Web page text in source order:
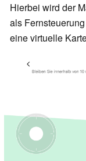
Hierbei wird der
als
eine virtuelle